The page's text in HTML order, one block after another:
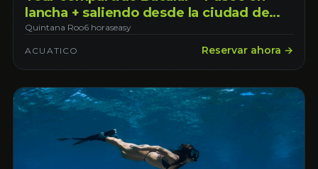
lancha + saliendo desde la ciudad de
Mérida-> Clásico.
Quintana Roo6 horaseasy
ACUATICO Reservar ahora →